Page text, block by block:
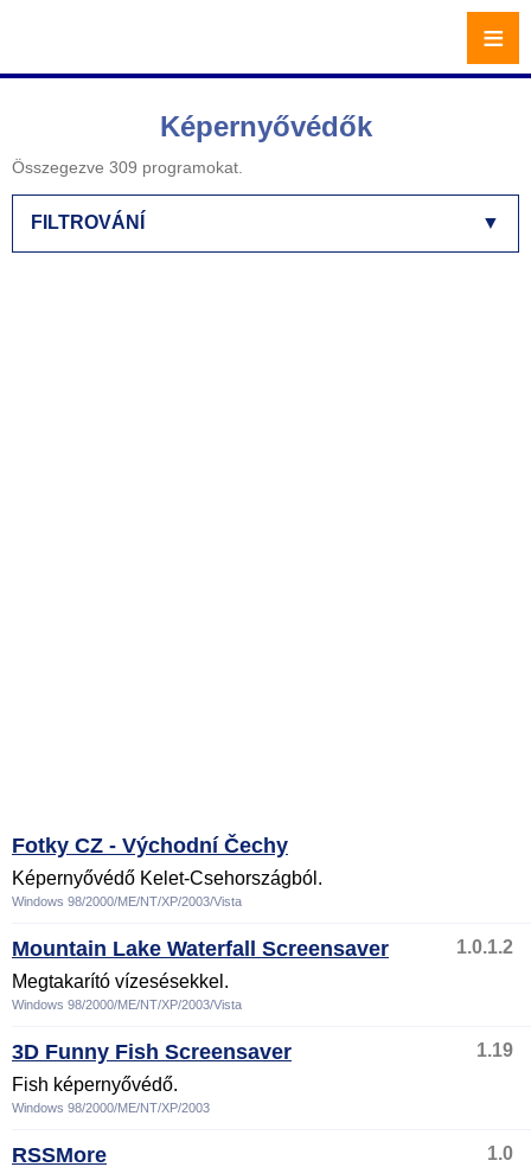
Képernyővédők
Összegezve 309 programokat.
▼
FILTROVÁNÍ
Fotky CZ - Východní Čechy
Képernyővédő Kelet-Csehországból.
Windows 98/2000/ME/NT/XP/2003/Vista
Mountain Lake Waterfall Screensaver
1.0.1.2
Megtakarító vízesésekkel.
Windows 98/2000/ME/NT/XP/2003/Vista
3D Funny Fish Screensaver
1.19
Fish képernyővédő.
Windows 98/2000/ME/NT/XP/2003
RSSMore
1.0
≡